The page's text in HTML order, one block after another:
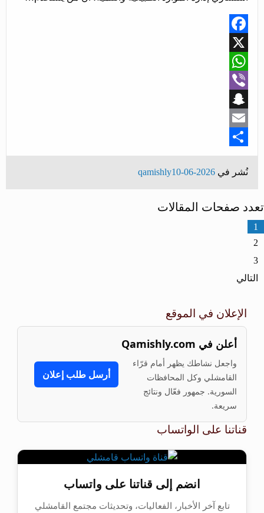
Facebook
X
WhatsApp
Viber
Snapchat
Email
Share
نُشر في 2026-06-10
qamishly
تعدد صفحات المقالات
1
2
3
التالي
الإعلان في الموقع
أعلن في Qamishly.com
واجعل نشاطك يظهر أمام قرّاء
القامشلي وكل المحافظات
السورية. جمهور فعّال ونتائج
سريعة.
أرسل طلب إعلان
قناتنا على الواتساب
انضم إلى قناتنا على واتساب
تابع آخر الأخبار، الفعاليات، وتحديثات مجتمع القامشلي